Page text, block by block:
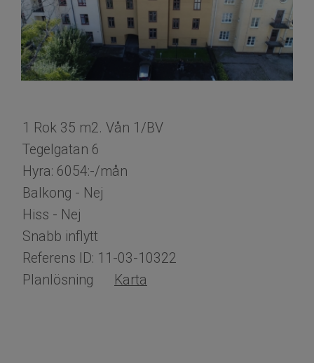
1 Rok 35 m2. Vån 1/BV
Tegelgatan 6
Hyra: 6054:-/mån
Balkong - Nej
Hiss - Nej
Snabb inflytt
Referens ID: 11-03-10322
Planlösning
Karta